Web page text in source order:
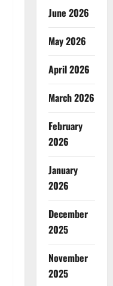
June 2026
May 2026
April 2026
March 2026
February
2026
January
2026
December
2025
November
2025